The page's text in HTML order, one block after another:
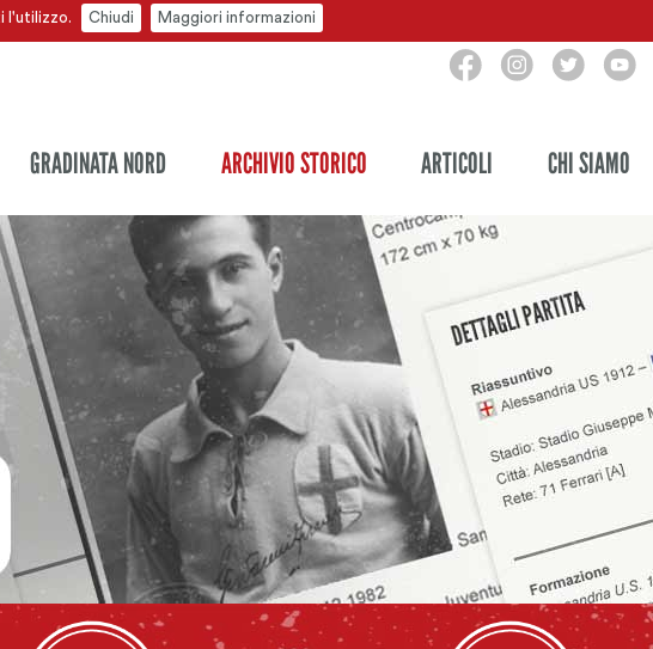
l'utilizzo. Chiudi Maggiori informazioni
GRADINATA NORD ARCHIVIO STORICO ARTICOLI CHI SIAMO